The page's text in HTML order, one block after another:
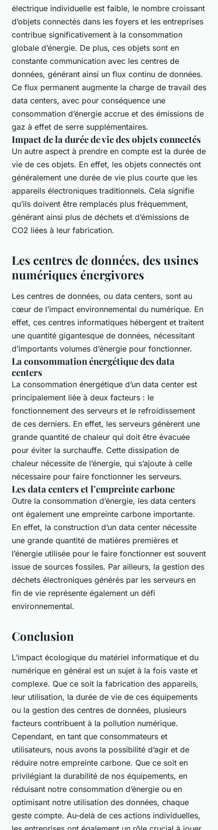
électrique individuelle est faible, le nombre croissant
d’objets connectés dans les foyers et les entreprises
contribue significativement à la consommation
globale d’énergie. De plus, ces objets sont en
constante communication avec les centres de
données, générant ainsi un flux continu de données.
Ce flux permanent augmente la charge de travail des
data centers, avec pour conséquence une
consommation d’énergie accrue et des émissions de
gaz à effet de serre supplémentaires.
Impact de la durée de vie des objets connectés
Un autre aspect à prendre en compte est la durée de
vie de ces objets. En effet, les objets connectés ont
généralement une durée de vie plus courte que les
appareils électroniques traditionnels. Cela signifie
qu’ils doivent être remplacés plus fréquemment,
générant ainsi plus de déchets et d’émissions de
CO2 liées à leur fabrication.
Les centres de données, des usines
numériques énergivores
Les centres de données, ou data centers, sont au
cœur de l’impact environnemental du numérique. En
effet, ces centres informatiques hébergent et traitent
une quantité gigantesque de données, nécessitant
d’importants volumes d’énergie pour fonctionner.
La consommation énergétique des data
centers
La consommation énergétique d’un data center est
principalement liée à deux facteurs : le
fonctionnement des serveurs et le refroidissement
de ces derniers. En effet, les serveurs génèrent une
grande quantité de chaleur qui doit être évacuée
pour éviter la surchauffe. Cette dissipation de
chaleur nécessite de l’énergie, qui s’ajoute à celle
nécessaire pour faire fonctionner les serveurs.
Les data centers et l’empreinte carbone
Outre la consommation d’énergie, les data centers
ont également une empreinte carbone importante.
En effet, la construction d’un data center nécessite
une grande quantité de matières premières et
l’énergie utilisée pour le faire fonctionner est souvent
issue de sources fossiles. Par ailleurs, la gestion des
déchets électroniques générés par les serveurs en
fin de vie représente également un défi
environnemental.
Conclusion
L’impact écologique du matériel informatique et du
numérique en général est un sujet à la fois vaste et
complexe. Que ce soit la fabrication des appareils,
leur utilisation, la durée de vie de ces équipements
ou la gestion des centres de données, plusieurs
facteurs contribuent à la pollution numérique.
Cependant, en tant que consommateurs et
utilisateurs, nous avons la possibilité d’agir et de
réduire notre empreinte carbone. Que ce soit en
privilégiant la durabilité de nos équipements, en
réduisant notre consommation d’énergie ou en
optimisant notre utilisation des données, chaque
geste compte. Au-delà de ces actions individuelles,